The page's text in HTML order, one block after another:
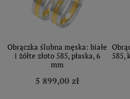
Obrączka ślubna męska: białe
i żółte złoto 585, płaska, 6
mm
5 899,00 zł
585,